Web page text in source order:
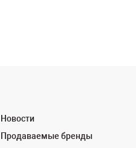
Новости
Продаваемые бренды